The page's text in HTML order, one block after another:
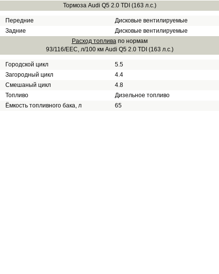
Тормоза Audi Q5 2.0 TDI (163 л.с.)
Передние
Дисковые вентилируемые
Задние
Дисковые вентилируемые
Расход топливапо нормам
93/116/EEC, л/100 км Audi Q5 2.0 TDI (163 л.с.)
Городской цикл
5.5
Загородный цикл
4.4
Смешаный цикл
4.8
Топливо
Дизельное топливо
Ёмкость топливного бака, л
65